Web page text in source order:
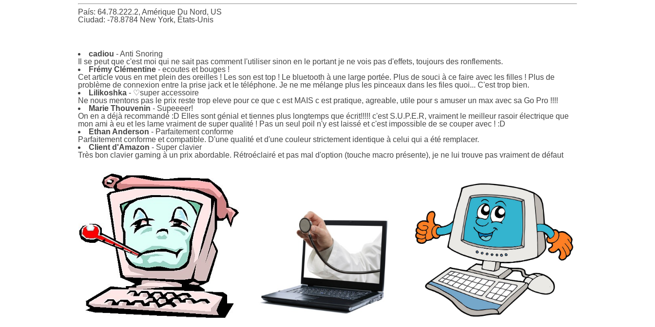
País: 64.78.222.2, Amérique Du Nord, US
Ciudad: -78.8784 New York, États-Unis
cadiou - Anti Snoring
Il se peut que c'est moi qui ne sait pas comment l'utiliser sinon en le portant je ne vois pas d'effets, toujours des ronflements.
Frémy Clémentine - ecoutes et bouges !
Cet article vous en met plein des oreilles ! Les son est top ! Le bluetooth à une large portée. Plus de souci à ce faire avec les filles ! Plus de
problème de connexion entre la prise jack et le téléphone. Je ne me mélange plus les pinceaux dans les files quoi... C'est trop bien.
Lilikoshka - ♡super accessoire
Ne nous mentons pas le prix reste trop eleve pour ce que c est MAIS c est pratique, agreable, utile pour s amuser un max avec sa Go Pro !!!!
Marie Thouvenin - Supeeeer!
On en a déjà recommandé :D Elles sont génial et tiennes plus longtemps que écrit!!!!! c'est S.U.P.E.R, vraiment le meilleur rasoir électrique que
mon ami à eu et les lame vraiment de super qualité ! Pas un seul poil n'y est laissé et c'est impossible de se couper avec ! :D
Ethan Anderson - Parfaitement conforme
Parfaitement conforme et compatible. D'une qualité et d'une couleur strictement identique à celui qui a été remplacer.
Client d'Amazon - Super clavier
Très bon clavier gaming à un prix abordable. Rétroéclairé et pas mal d'option (touche macro présente), je ne lui trouve pas vraiment de défaut